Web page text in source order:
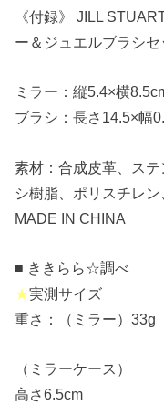
《付録》 JILL
ー＆ジュエルブラシセ
ミラー：縦5.4×横
ブラシ：長さ14.5×幅
素材：合成皮革、ス
シ樹脂、ポリスチレ
MADE IN CHINA
■ ききらら☆調べ
★実測サイズ
重さ：（ミラー）
（ミラーケース）
高さ6.5cm